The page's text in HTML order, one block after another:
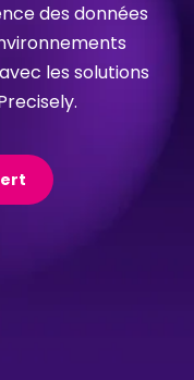
des données
les solutions